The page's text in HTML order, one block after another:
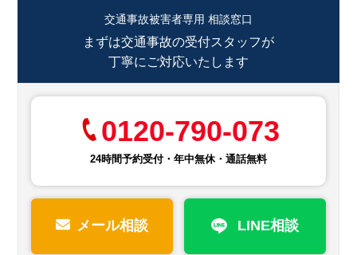
交通事故被害者専用 相談窓口
まずは交通事故の受付スタッフが
丁寧にご対応いたします
0120-790-073
24時間予約受付・年中無休・通話無料
メール相談 LINE相談